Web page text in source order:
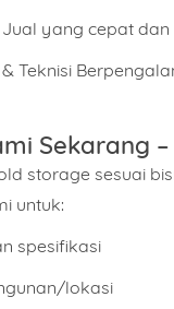
yang cepat
Teknisi
Sekarang
storage sesuai
untuk:
spesifikasi
lokasi